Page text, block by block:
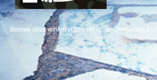
Bezoek onze winkel in Utrecht op de Croeselaan 217